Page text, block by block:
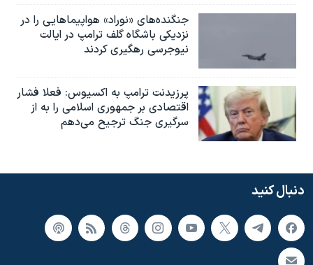
جنگنده‌های «نوراد» هواپیماهایی را در
نزدیکی باشگاه گلف ترامپ در ایالت
نیوجرسی رهگیری کردند
پرزیدنت ترامپ به اکسیوس: فعلا فشار
اقتصادی بر جمهوری اسلامی را به از
سرگیری جنگ ترجیح می‌دهم
دنبال کنید